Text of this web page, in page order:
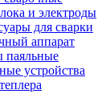
и электроды
для сварки
аппарат
паяльные
устройства